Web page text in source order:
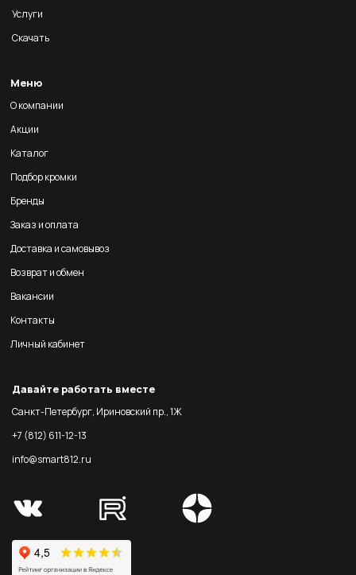
Услуги
Скачать
Меню
О компании
Акции
Каталог
Подбор кромки
Бренды
Заказ и оплата
Доставка и самовывоз
Возврат и обмен
Вакансии
Контакты
Личный кабинет
Давайте работать вместе
Санкт-Петербург, Ириновский пр., 1Ж
+7 (812) 611-12-13
info@smart812.ru